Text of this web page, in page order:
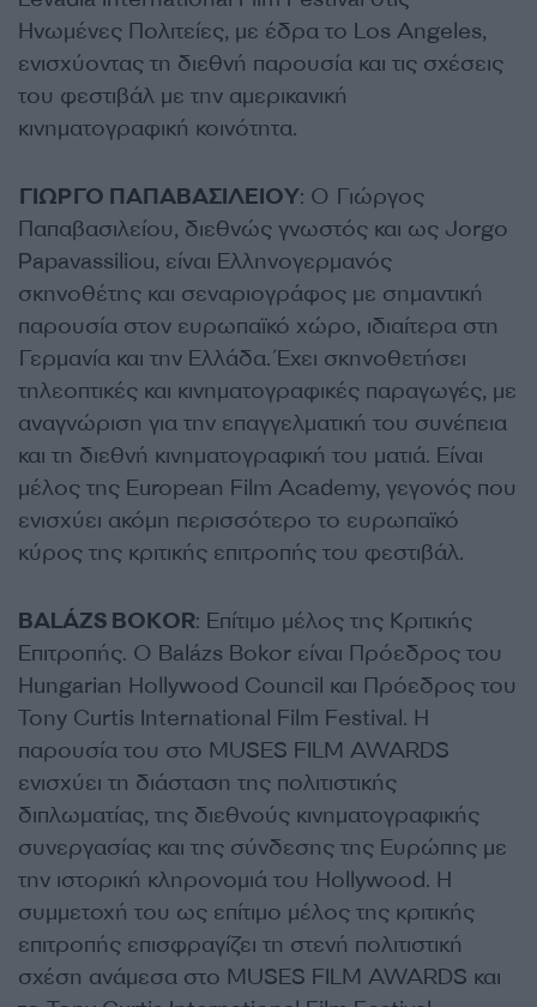
Ηνωμένες Πολιτείες, με έδρα το Los Angeles,
ενισχύοντας τη διεθνή παρουσία και τις σχέσεις
του φεστιβάλ με την αμερικανική
κινηματογραφική κοινότητα.
ΓΙΩΡΓΟ ΠΑΠΑΒΑΣΙΛΕΙΟΥ: Ο Γιώργος
Παπαβασιλείου, διεθνώς γνωστός και ως Jorgo
Papavassiliou, είναι Ελληνογερμανός
σκηνοθέτης και σεναριογράφος με σημαντική
παρουσία στον ευρωπαϊκό χώρο, ιδιαίτερα στη
Γερμανία και την Ελλάδα. Έχει σκηνοθετήσει
τηλεοπτικές και κινηματογραφικές παραγωγές, με
αναγνώριση για την επαγγελματική του συνέπεια
και τη διεθνή κινηματογραφική του ματιά. Είναι
μέλος της European Film Academy, γεγονός που
ενισχύει ακόμη περισσότερο το ευρωπαϊκό
κύρος της κριτικής επιτροπής του φεστιβάλ.
BALÁZS BOKOR: Επίτιμο μέλος της Κριτικής
Επιτροπής. Ο Balázs Bokor είναι Πρόεδρος του
Hungarian Hollywood Council και Πρόεδρος του
Tony Curtis International Film Festival. Η
παρουσία του στο MUSES FILM AWARDS
ενισχύει τη διάσταση της πολιτιστικής
διπλωματίας, της διεθνούς κινηματογραφικής
συνεργασίας και της σύνδεσης της Ευρώπης με
την ιστορική κληρονομιά του Hollywood. Η
συμμετοχή του ως επίτιμο μέλος της κριτικής
επιτροπής επισφραγίζει τη στενή πολιτιστική
σχέση ανάμεσα στο MUSES FILM AWARDS και